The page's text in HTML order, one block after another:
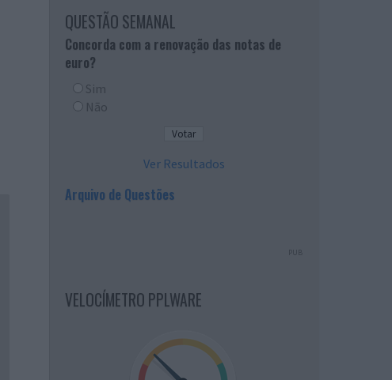
QUESTÃO SEMANAL
Concorda com a renovação das notas de
euro?
Sim
Não
Ver Resultados
Arquivo de Questões
PUB
VELOCÍMETRO PPLWARE